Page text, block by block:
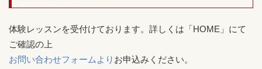
体験レッスンを受付けております。詳しくは「HOME」にて
ご確認の上
お問い合わせフォームより お申込みください。